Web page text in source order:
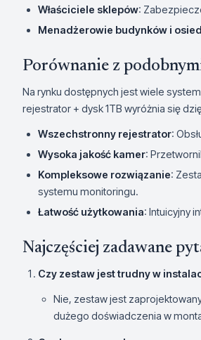
Właściciele sklepów:
Menadżerowie budynków i
Porównanie z
Na rynku dostępnych jest wiele
rejestrator + dysk 1TB wyróżnia się
Wszechstronny rejestrator:
Wysoka jakość kamer:
Kompleksowe rozwiązanie:
systemu monitoringu.
Łatwość użytkowania: Intuicyjny
Najczęściej zadawane
Czy zestaw jest trudny w
Nie, zestaw jest
dużego doświadczenia w